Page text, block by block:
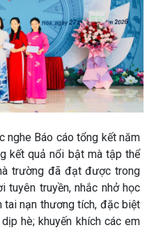
nghe Báo cáo tổng kết năm
kết quả nổi bật mà tập thể
trường đã đạt được trong
tuyên truyền, nhắc nhở học
tai nạn thương tích, đặc biệt
hè; khuyến khích các em